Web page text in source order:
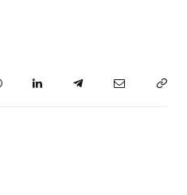
WhatsAppLinkedInTelegramEmail